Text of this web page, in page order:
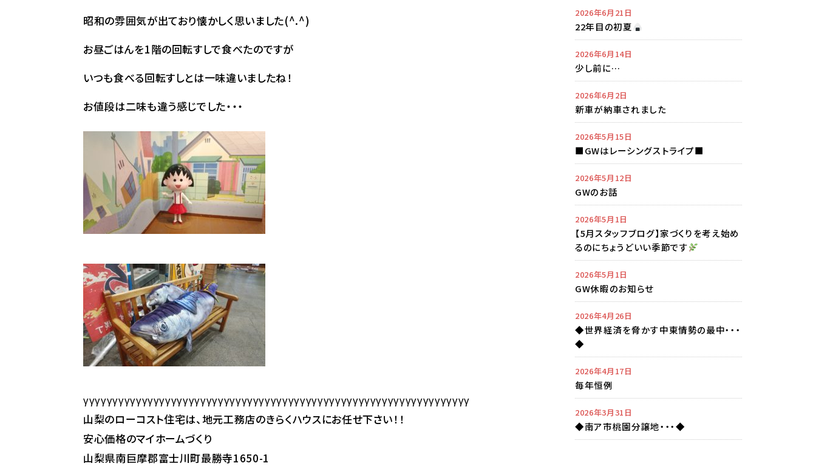
昭和の雰囲気が出ており懐かしく思いました(^.^)
お昼ごはんを1階の回転すしで食べたのですが
いつも食べる回転すしとは一味違いましたね！
お値段は二味も違う感じでした・・・
γγγγγγγγγγγγγγγγγγγγγγγγγγγγγγγγγγγγγγγγγγγγγγγγγγγγγγγγγγγγγγγγγγ
山梨のローコスト住宅は、地元工務店のきらくハウスにお任せ下さい！！
安心価格のマイホームづくり
山梨県南巨摩郡富士川町最勝寺1650-1
2026年6月21日
22年目の初夏
2026年6月14日
少し前に…
2026年6月2日
新車が納車されました
2026年5月15日
■GWはレーシングストライプ■
2026年5月12日
GWのお話
2026年5月1日
【5月スタッフブログ】家づくりを考え始め
るのにちょうどいい季節です
2026年5月1日
GW休暇のお知らせ
2026年4月26日
◆世界経済を脅かす中東情勢の最中・・・
◆
2026年4月17日
毎年恒例
2026年3月31日
◆南ア市桃園分譲地・・・◆